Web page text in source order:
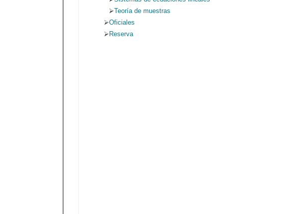
Teoría de muestras
Oficiales
Reserva